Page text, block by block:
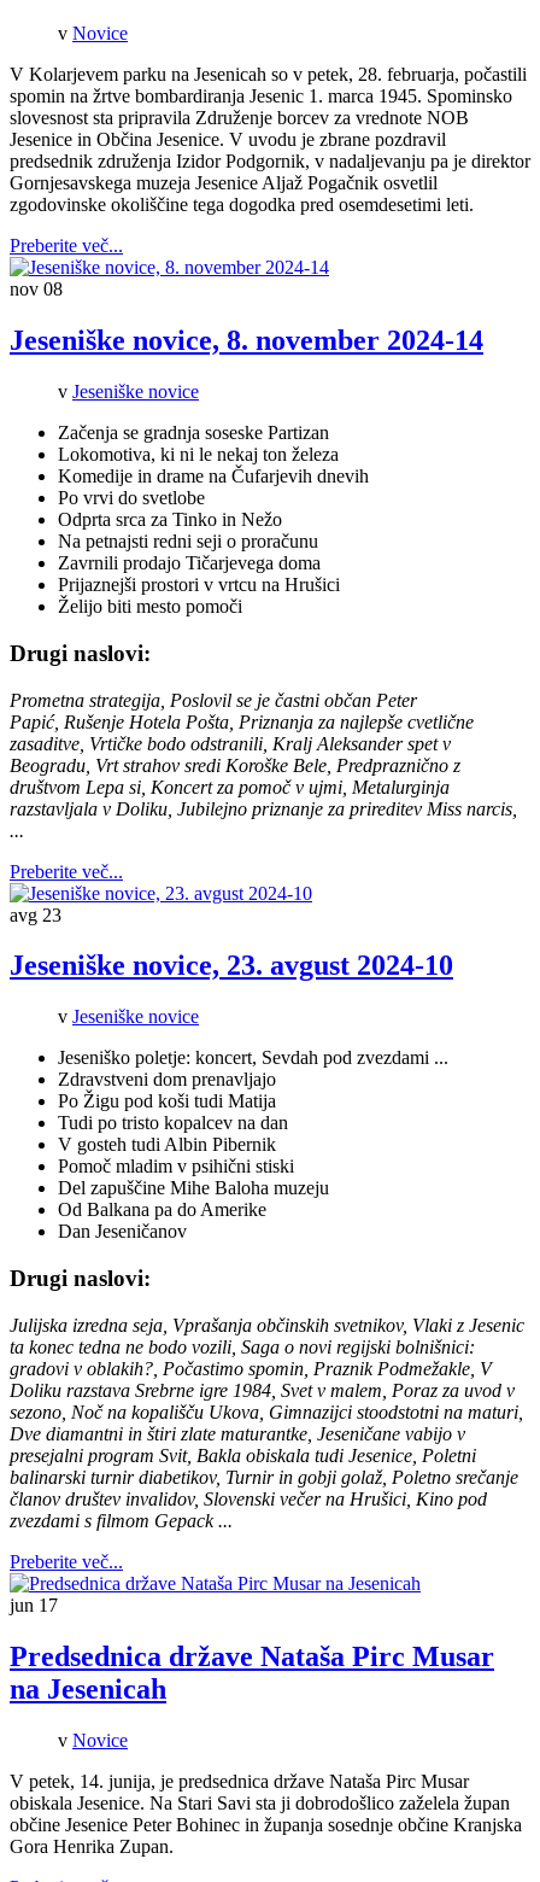
v Novice
V Kolarjevem parku na Jesenicah so v petek, 28. februarja, počastili
spomin na žrtve bombardiranja Jesenic 1. marca 1945. Spominsko
slovesnost sta pripravila Združenje borcev za vrednote NOB
Jesenice in Občina Jesenice. V uvodu je zbrane pozdravil
predsednik združenja Izidor Podgornik, v nadaljevanju pa je direktor
Gornjesavskega muzeja Jesenice Aljaž Pogačnik osvetlil
zgodovinske okoliščine tega dogodka pred osemdesetimi leti.
Preberite več...
nov 08
Jeseniške novice, 8. november 2024-14
v Jeseniške novice
Začenja se gradnja soseske Partizan
Lokomotiva, ki ni le nekaj ton železa
Komedije in drame na Čufarjevih dnevih
Po vrvi do svetlobe
Odprta srca za Tinko in Nežo
Na petnajsti redni seji o proračunu
Zavrnili prodajo Tičarjevega doma
Prijaznejši prostori v vrtcu na Hrušici
Želijo biti mesto pomoči
Drugi naslovi:
Prometna strategija, Poslovil se je častni občan Peter
Papić, Rušenje Hotela Pošta, Priznanja za najlepše cvetlične
zasaditve, Vrtičke bodo odstranili, Kralj Aleksander spet v
Beogradu, Vrt strahov sredi Koroške Bele, Predpraznično z
društvom Lepa si, Koncert za pomoč v ujmi, Metalurginja
razstavljala v Doliku, Jubilejno priznanje za prireditev Miss narcis,
...
Preberite več...
avg 23
Jeseniške novice, 23. avgust 2024-10
v Jeseniške novice
Jeseniško poletje: koncert, Sevdah pod zvezdami ...
Zdravstveni dom prenavljajo
Po Žigu pod koši tudi Matija
Tudi po tristo kopalcev na dan
V gosteh tudi Albin Pibernik
Pomoč mladim v psihični stiski
Del zapuščine Mihe Baloha muzeju
Od Balkana pa do Amerike
Dan Jeseničanov
Drugi naslovi:
Julijska izredna seja, Vprašanja občinskih svetnikov, Vlaki z Jesenic
ta konec tedna ne bodo vozili, Saga o novi regijski bolnišnici:
gradovi v oblakih?, Počastimo spomin, Praznik Podmežakle, V
Doliku razstava Srebrne igre 1984, Svet v malem, Poraz za uvod v
sezono, Noč na kopališču Ukova, Gimnazijci stoodstotni na maturi,
Dve diamantni in štiri zlate maturantke, Jeseničane vabijo v
presejalni program Svit, Bakla obiskala tudi Jesenice, Poletni
balinarski turnir diabetikov, Turnir in gobji golaž, Poletno srečanje
članov društev invalidov, Slovenski večer na Hrušici, Kino pod
zvezdami s filmom Gepack ...
Preberite več...
jun 17
Predsednica države Nataša Pirc Musar
na Jesenicah
v Novice
V petek, 14. junija, je predsednica države Nataša Pirc Musar
obiskala Jesenice. Na Stari Savi sta ji dobrodošlico zaželela župan
občine Jesenice Peter Bohinec in županja sosednje občine Kranjska
Gora Henrika Zupan.